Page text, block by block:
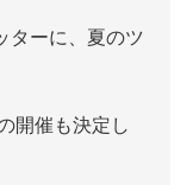
ターに、夏のツ
開催も決定し